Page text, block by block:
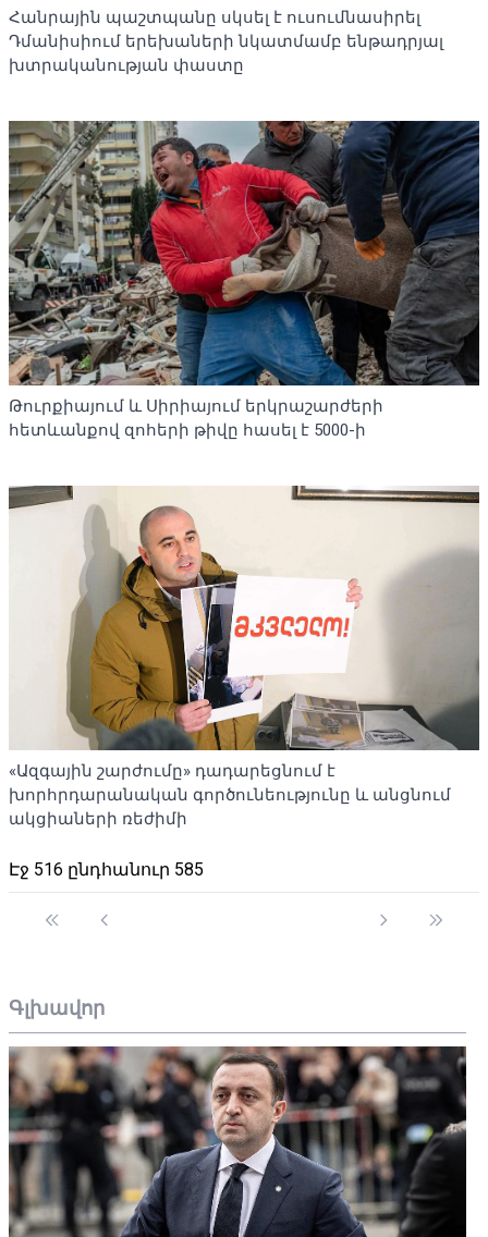
Հանրային պաշտպանը սկսել է ուսումնասիրել
Դմանիսիում երեխաների նկատմամբ ենթադրյալ
խտրականության փաստը
Թուրքիայում և Սիրիայում երկրաշարժերի
հետևանքով զոհերի թիվը հասել է 5000-ի
«Ազգային շարժումը» դադարեցնում է
խորհրդարանական գործունեությունը և անցնում
ակցիաների ռեժիմի
Էջ 516 ընդհանուր 585
Գլխավոր